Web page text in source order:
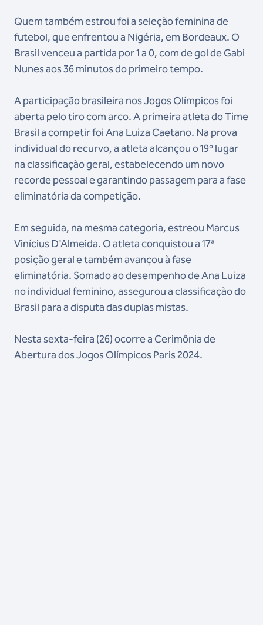
Quem também estrou foi a seleção feminina de
futebol, que enfrentou a Nigéria, em Bordeaux. O
Brasil venceu a partida por 1 a 0, com de gol de Gabi
Nunes aos 36 minutos do primeiro tempo.
A participação brasileira nos Jogos Olímpicos foi
aberta pelo tiro com arco. A primeira atleta do Time
Brasil a competir foi Ana Luiza Caetano. Na prova
individual do recurvo, a atleta alcançou o 19º lugar
na classificação geral, estabelecendo um novo
recorde pessoal e garantindo passagem para a fase
eliminatória da competição.
Em seguida, na mesma categoria, estreou Marcus
Vinícius D'Almeida. O atleta conquistou a 17ª
posição geral e também avançou à fase
eliminatória. Somado ao desempenho de Ana Luiza
no individual feminino, assegurou a classificação do
Brasil para a disputa das duplas mistas.
Nesta sexta-feira (26) ocorre a Cerimônia de
Abertura dos Jogos Olímpicos Paris 2024.